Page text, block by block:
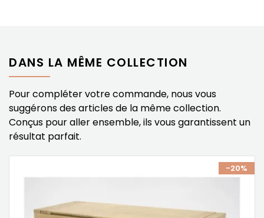
DANS LA MÊME COLLECTION
Pour compléter votre commande, nous vous
suggérons des articles de la même collection.
Conçus pour aller ensemble, ils vous garantissent un
résultat parfait.
-20%